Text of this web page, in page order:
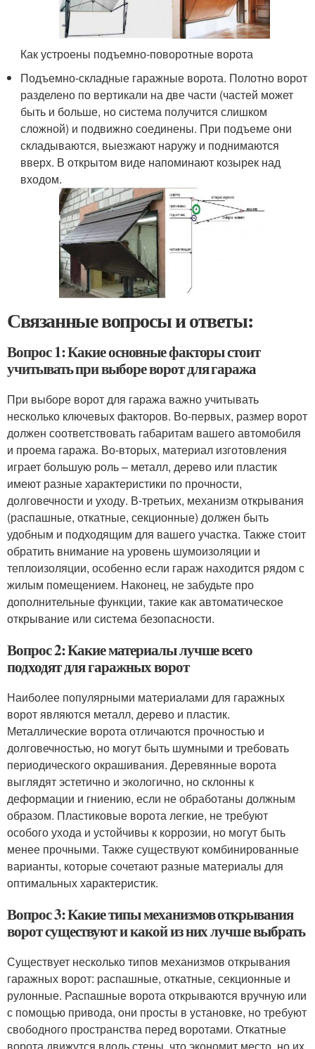
Как устроены подъемно-поворотные ворота
Подъемно-складные гаражные ворота. Полотно ворот
разделено по вертикали на две части (частей может
быть и больше, но система получится слишком
сложной) и подвижно соединены. При подъеме они
складываются, выезжают наружу и поднимаются
вверх. В открытом виде напоминают козырек над
входом.
Связанные вопросы и ответы:
Вопрос 1: Какие основные факторы стоит
учитывать при выборе ворот для гаража
При выборе ворот для гаража важно учитывать
несколько ключевых факторов. Во-первых, размер ворот
должен соответствовать габаритам вашего автомобиля
и проема гаража. Во-вторых, материал изготовления
играет большую роль – металл, дерево или пластик
имеют разные характеристики по прочности,
долговечности и уходу. В-третьих, механизм открывания
(распашные, откатные, секционные) должен быть
удобным и подходящим для вашего участка. Также стоит
обратить внимание на уровень шумоизоляции и
теплоизоляции, особенно если гараж находится рядом с
жилым помещением. Наконец, не забудьте про
дополнительные функции, такие как автоматическое
открывание или система безопасности.
Вопрос 2: Какие материалы лучше всего
подходят для гаражных ворот
Наиболее популярными материалами для гаражных
ворот являются металл, дерево и пластик.
Металлические ворота отличаются прочностью и
долговечностью, но могут быть шумными и требовать
периодического окрашивания. Деревянные ворота
выглядят эстетично и экологично, но склонны к
деформации и гниению, если не обработаны должным
образом. Пластиковые ворота легкие, не требуют
особого ухода и устойчивы к коррозии, но могут быть
менее прочными. Также существуют комбинированные
варианты, которые сочетают разные материалы для
оптимальных характеристик.
Вопрос 3: Какие типы механизмов открывания
ворот существуют и какой из них лучше выбрать
Существует несколько типов механизмов открывания
гаражных ворот: распашные, откатные, секционные и
рулонные. Распашные ворота открываются вручную или
с помощью привода, они просты в установке, но требуют
свободного пространства перед воротами. Откатные
ворота движутся вдоль стены, что экономит место, но их